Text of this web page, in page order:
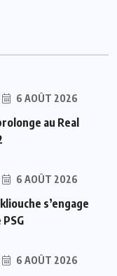
6 AOÛT 2026
au Real
6 AOÛT 2026
s’engage
6 AOÛT 2026